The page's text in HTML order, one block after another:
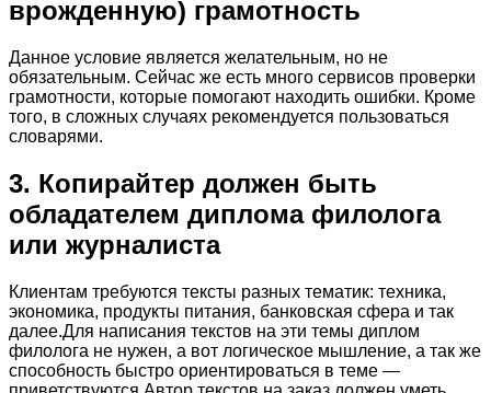
врожденную) грамотность
Данное условие является желательным, но не
обязательным. Сейчас же есть много сервисов проверки
грамотности, которые помогают находить ошибки. Кроме
того, в сложных случаях рекомендуется пользоваться
словарями.
3. Копирайтер должен быть
обладателем диплома филолога
или журналиста
Клиентам требуются тексты разных тематик: техника,
экономика, продукты питания, банковская сфера и так
далее.Для написания текстов на эти темы диплом
филолога не нужен, а вот логическое мышление, а так же
способность быстро ориентироваться в теме —